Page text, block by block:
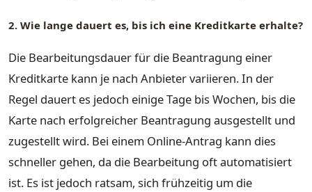
2. Wie lange dauert es, bis ich eine Kreditkarte erhalte?
Die Bearbeitungsdauer für die Beantragung einer
Kreditkarte kann je nach Anbieter variieren. In der
Regel dauert es jedoch einige Tage bis Wochen, bis die
Karte nach erfolgreicher Beantragung ausgestellt und
zugestellt wird. Bei einem Online-Antrag kann dies
schneller gehen, da die Bearbeitung oft automatisiert
ist. Es ist jedoch ratsam, sich frühzeitig um die